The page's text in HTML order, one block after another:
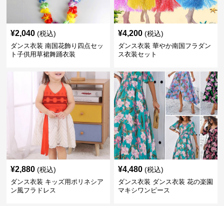
¥2,040 (税込)
ダンス衣装 南国花飾り四点セッ
ト子供用草裙舞踊衣装
¥4,200 (税込)
ダンス衣装 華やか南国フラダン
ス衣装セット
¥2,880 (税込)
ダンス衣装 キッズ用ポリネシア
ン風フラドレス
¥4,480 (税込)
ダンス衣装 ダンス衣装 花の楽園
マキシワンピース